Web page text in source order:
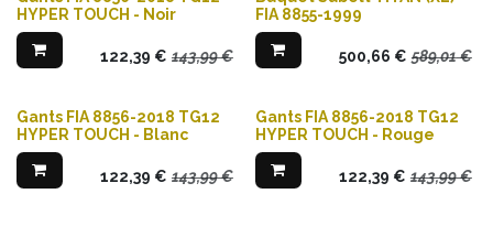
HYPER TOUCH - Noir
122,39 € 143,99€
FIA 8855-1999
500,66 € 589,01€
Gants FIA 8856-2018 TG12
HYPER TOUCH - Blanc
122,39 € 143,99€
Gants FIA 8856-2018 TG12
HYPER TOUCH - Rouge
122,39 € 143,99€